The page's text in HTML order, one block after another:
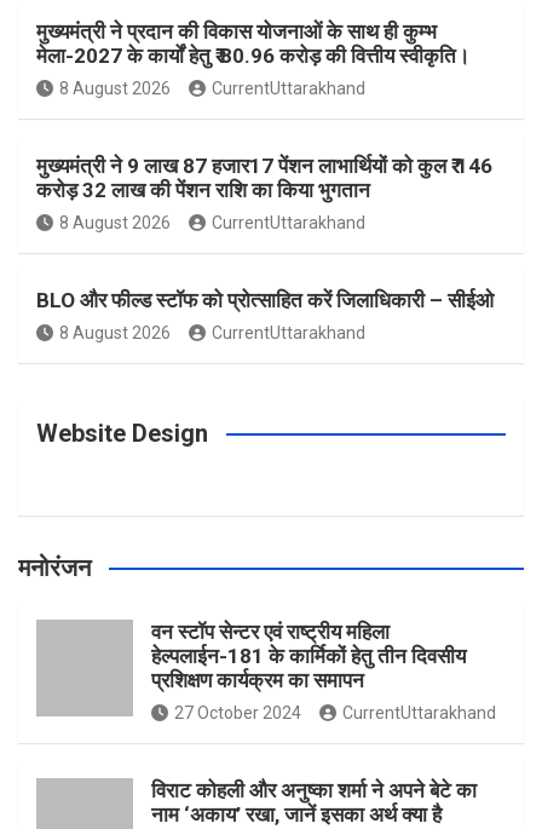
e
b
o
k
t
a
g
a
t
e
r
s
t
t
e
T
u
मुख्यमंत्री ने प्रदान की विकास योजनाओं के साथ ही कुम्भ
मेला-2027 के कार्यों हेतु ₹ 80.96 करोड़ की वित्तीय स्वीकृति।
8 August 2026 CurrentUttarakhand
मुख्यमंत्री ने 9 लाख 87 हजार17 पेंशन लाभार्थियों को कुल ₹ 146
करोड़ 32 लाख की पेंशन राशि का किया भुगतान
8 August 2026 CurrentUttarakhand
BLO और फील्ड स्टॉफ को प्रोत्साहित करें जिलाधिकारी – सीईओ
8 August 2026 CurrentUttarakhand
Website Design
मनोरंजन
वन स्टॉप सेन्टर एवं राष्ट्रीय महिला
हेल्पलाईन-181 के कार्मिकों हेतु तीन दिवसीय
प्रशिक्षण कार्यक्रम का समापन
27 October 2024 CurrentUttarakhand
विराट कोहली और अनुष्का शर्मा ने अपने बेटे का
नाम ‘अकाय’ रखा, जानें इसका अर्थ क्‍या है